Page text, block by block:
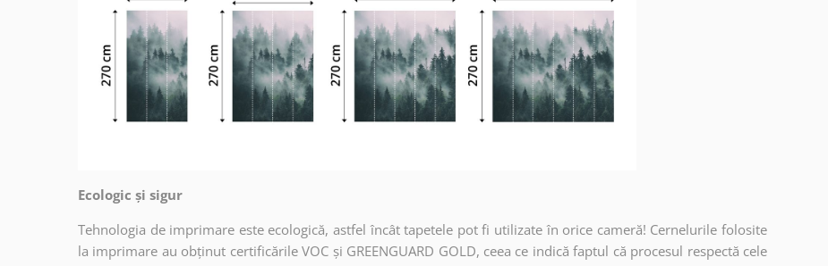
Ecologic și sigur
Tehnologia de imprimare este ecologică, astfel încât tapetele pot fi utilizate în orice cameră! Cernelurile folosite
la imprimare au obținut certificările VOC și GREENGUARD GOLD, ceea ce indică faptul că procesul respectă cele